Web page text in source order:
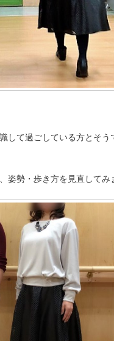
して過ごしている方とそう
姿勢・歩き方を見直してみ